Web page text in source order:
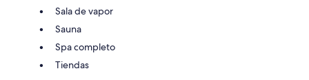
Sala de vapor
Sauna
Spa completo
Tiendas